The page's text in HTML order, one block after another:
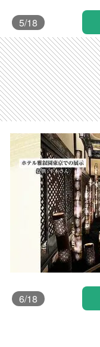
5/18
6/18